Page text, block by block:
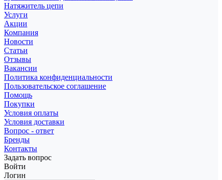
Натяжитель цепи
Услуги
Акции
Компания
Новости
Статьи
Отзывы
Вакансии
Политика конфиденциальности
Пользовательское соглашение
Помощь
Покупки
Условия оплаты
Условия доставки
Вопрос - ответ
Бренды
Контакты
Задать вопрос
Войти
Логин